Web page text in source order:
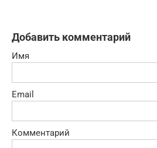
Добавить комментарий
Имя
Email
Комментарий